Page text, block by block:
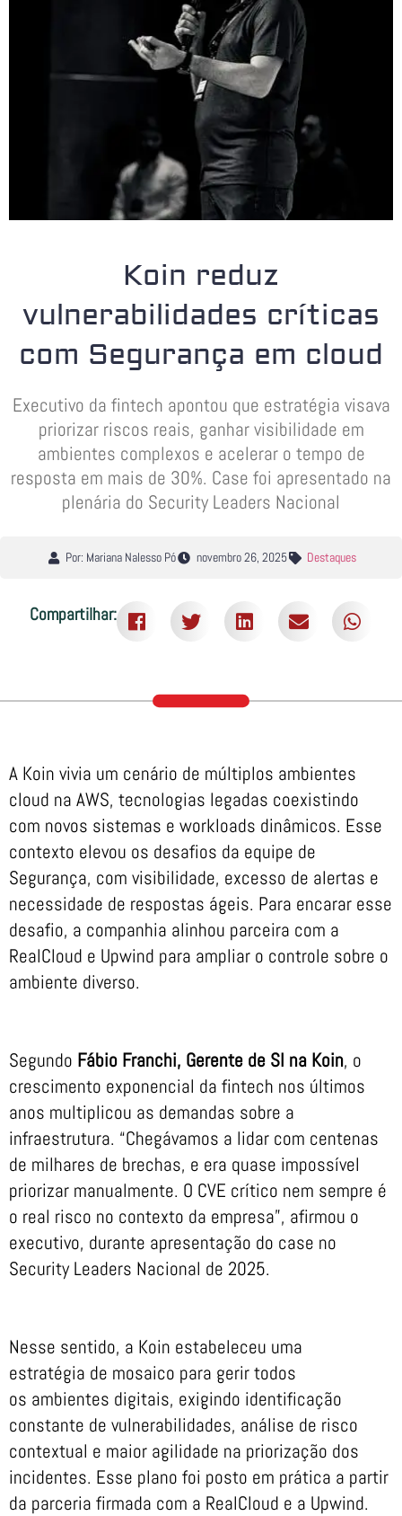
Koin reduz
vulnerabilidades críticas
com Segurança em cloud
Executivo da fintech apontou que estratégia visava
priorizar riscos reais, ganhar visibilidade em
ambientes complexos e acelerar o tempo de
resposta em mais de 30%. Case foi apresentado na
plenária do Security Leaders Nacional
Por: Mariana Nalesso Pó novembro 26, 2025 Destaques
Compartilhar:
A Koin vivia um cenário de múltiplos ambientes
cloud na AWS, tecnologias legadas coexistindo
com novos sistemas e workloads dinâmicos. Esse
contexto elevou os desafios da equipe de
Segurança, com visibilidade, excesso de alertas e
necessidade de respostas ágeis. Para encarar esse
desafio, a companhia alinhou parceira com a
RealCloud e Upwind para ampliar o controle sobre o
ambiente diverso.
Segundo Fábio Franchi, Gerente de SI na Koin, o
crescimento exponencial da fintech nos últimos
anos multiplicou as demandas sobre a
infraestrutura. “Chegávamos a lidar com centenas
de milhares de brechas, e era quase impossível
priorizar manualmente. O CVE crítico nem sempre é
o real risco no contexto da empresa”, afirmou o
executivo, durante apresentação do case no
Security Leaders Nacional de 2025.
Nesse sentido, a Koin estabeleceu uma
estratégia de mosaico para gerir todos
os ambientes digitais, exigindo identificação
constante de vulnerabilidades, análise de risco
contextual e maior agilidade na priorização dos
incidentes. Esse plano foi posto em prática a partir
da parceria firmada com a RealCloud e a Upwind.